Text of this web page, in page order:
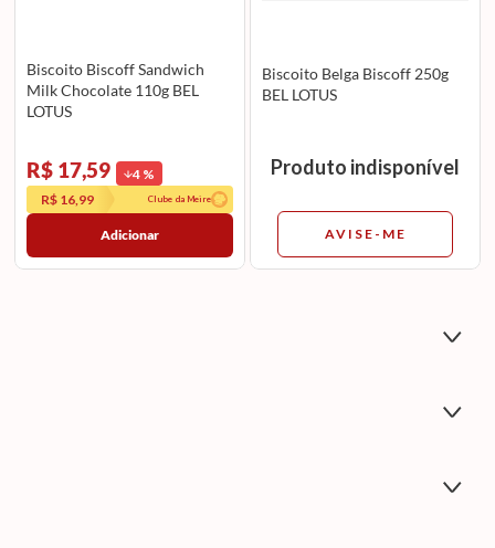
Biscoito Biscoff Sandwich
Milk Chocolate 110g BEL
LOTUS
R$ 17,59 4%
R$ 16,99
Clube da Meire
Adicionar
Biscoito Belga Biscoff 250g
BEL LOTUS
Produto indisponível
AVISE-ME